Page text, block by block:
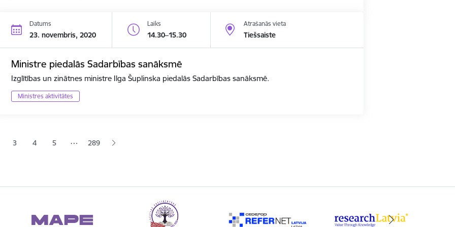
Datums
23. novembris, 2020
Laiks
14.30–15.30
Atrašanās vieta
Tiešsaiste
Ministre piedalās Sadarbības sanāksmē
Izglītības un zinātnes ministre Ilga Šuplinska piedalās Sadarbības sanāksmē.
Ministres aktivitātes
lapaLapa
3 Lapa
4 Lapa
5 … 289